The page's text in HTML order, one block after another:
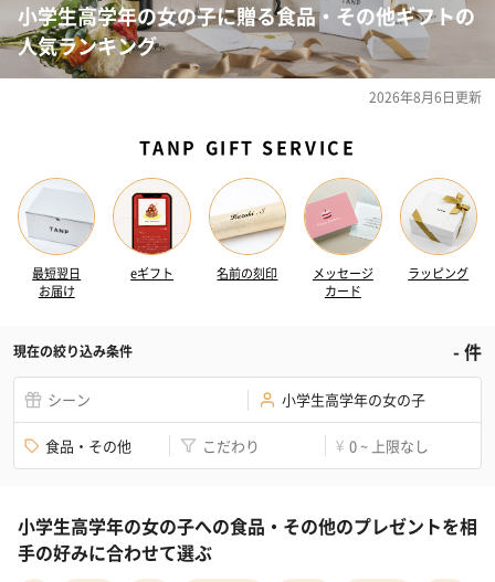
小学生高学年の女の子に贈る食品・その他ギフトの
人気ランキング
2026年8月6日更新
TANP GIFT SERVICE
最短翌日
お届け
eギフト 名前の刻印
メッセージ
カード
ラッピング
現在の絞り込み条件 -件
シーン 小学生高学年の女の子
食品・その他 こだわり ¥ 0 ~ 上限なし
小学生高学年の女の子への食品・その他のプレゼントを相
手の好みに合わせて選ぶ